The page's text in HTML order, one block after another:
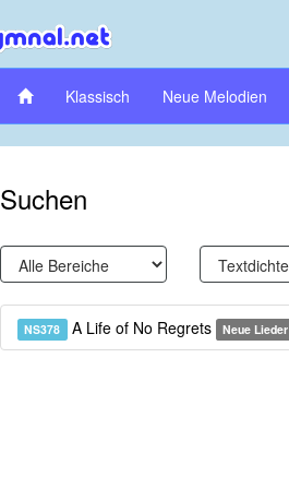
Klassisch Neue Melodien
Suchen
NS378 A Life of No Regrets Neue Lieder